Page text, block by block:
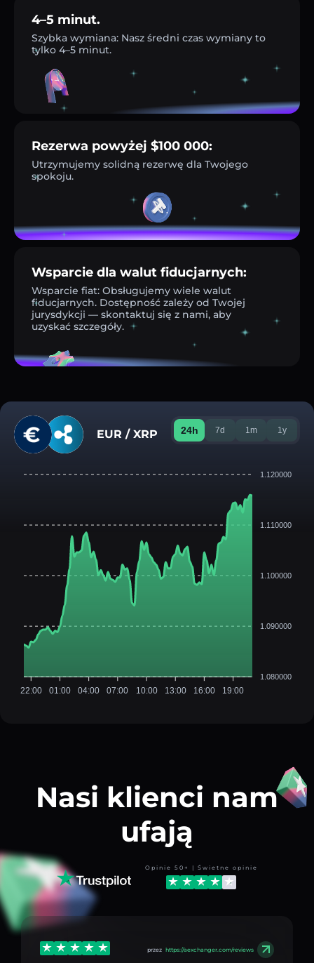
4–5 minut.
Szybka wymiana: Nasz średni czas wymiany to
tylko 4–5 minut.
Rezerwa powyżej $100 000:
Utrzymujemy solidną rezerwę dla Twojego
spokoju.
Wsparcie dla walut fiducjarnych:
Wsparcie fiat: Obsługujemy wiele walut
fiducjarnych. Dostępność zależy od Twojej
jurysdykcji — skontaktuj się z nami, aby
uzyskać szczegóły.
EUR / XRP 24h 7d 1m 1y
1.120000
1.110000
1.100000
1.090000
1.080000
22:00 01:00 04:00 07:00 10:00 13:00 16:00 19:00
Nasi klienci nam
ufają
Opinie 50+ | Świetne opinie
przez https://aexchanger.com/reviews